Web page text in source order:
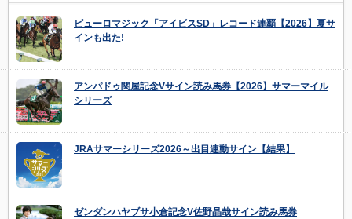
ピューロマジック「アイビスSD」レコード連覇【2026】夏サ
インも出た!
アンパドゥ関屋記念Vサイン読み馬券【2026】サマーマイル
シリーズ
JRAサマーシリーズ2026～出目連動サイン【結果】
ゼンダンハヤブサ小倉記念V佐野晶哉サイン読み馬券